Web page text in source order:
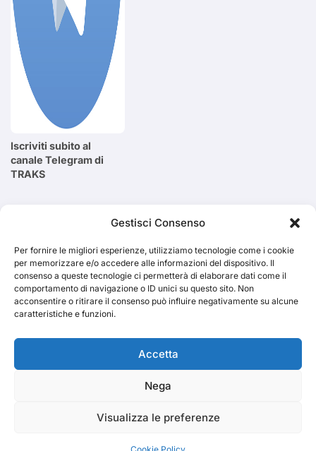
Gestisci Consenso
Per fornire le migliori esperienze, utilizziamo tecnologie come i cookie
per memorizzare e/o accedere alle informazioni del dispositivo. Il
consenso a queste tecnologie ci permetterà di elaborare dati come il
comportamento di navigazione o ID unici su questo sito. Non
acconsentire o ritirare il consenso può influire negativamente su alcune
caratteristiche e funzioni.
Accetta
Nega
Visualizza le preferenze
Iscriviti subito al
canale Telegram di
TRAKS
Cerca
TRAKS
Dal 2014 musica indipendente ed emergente